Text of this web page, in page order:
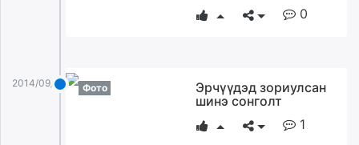
0
2014/09/02 Фото
Эрчүүдэд зориулсан
шинэ сонголт
1